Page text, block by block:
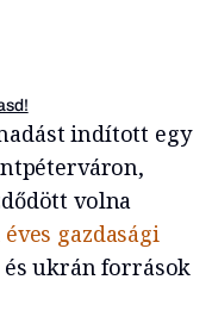
indított egy
volna
gazdasági
és ukrán források